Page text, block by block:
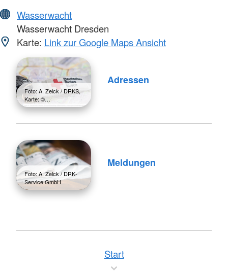
Wasserwacht
Wasserwacht Dresden
Karte: Link zur Google Maps Ansicht
Foto: A. Zelck / DRKS,
Karte: ©…
Adressen
Foto: A. Zelck / DRK-
Service GmbH
Meldungen
Start